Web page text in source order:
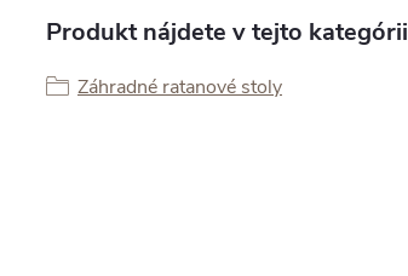
Produkt nájdete v tejto kategórii
Záhradné ratanové stoly